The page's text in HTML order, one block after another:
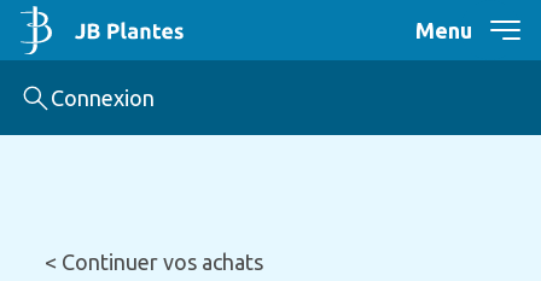
Menu
Connexion
< Continuer vos achats